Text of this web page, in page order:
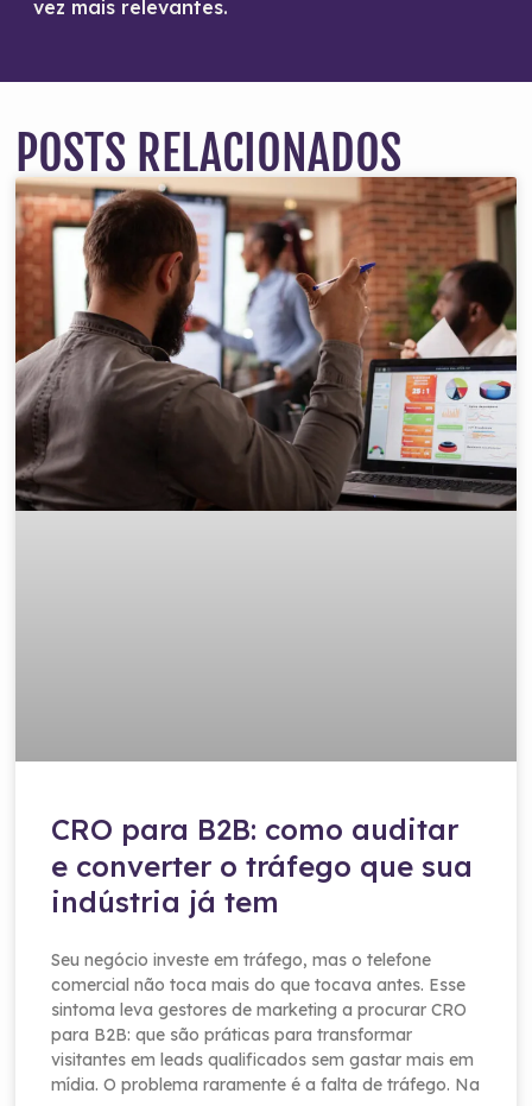
vez mais relevantes.
POSTS RELACIONADOS
CRO para B2B: como auditar
e converter o tráfego que sua
indústria já tem
Seu negócio investe em tráfego, mas o telefone
comercial não toca mais do que tocava antes. Esse
sintoma leva gestores de marketing a procurar CRO
para B2B: que são práticas para transformar
visitantes em leads qualificados sem gastar mais em
mídia. O problema raramente é a falta de tráfego. Na